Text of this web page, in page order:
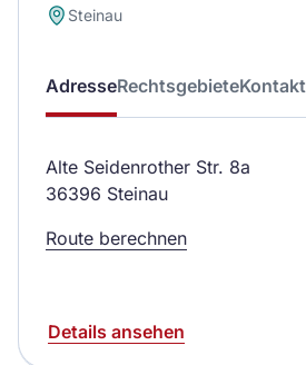
Steinau
AdresseRechtsgebieteKontakt
Alte Seidenrother Str. 8a
36396 Steinau
Route berechnen
Details ansehen